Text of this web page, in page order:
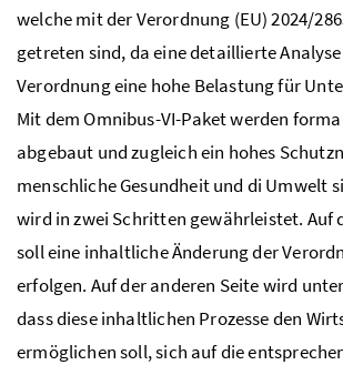
welche mit der Verordnung (EU) 2024/
getreten sind, da eine detaillierte
Verordnung eine hohe Belastung für
Mit dem Omnibus-VI-Paket werden
abgebaut und zugleich ein hohes
menschliche Gesundheit und di Umwelt
wird in zwei Schritten gewährleistet. Auf
soll eine inhaltliche Änderung der
erfolgen. Auf der anderen Seite wird
dass diese inhaltlichen Prozesse den
ermöglichen soll, sich auf die